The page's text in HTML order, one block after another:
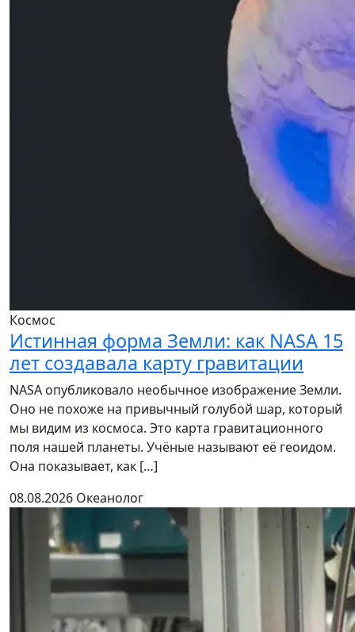
Космос
Истинная форма Земли: как NASA 15
лет создавала карту гравитации
NASA опубликовало необычное изображение Земли.
Оно не похоже на привычный голубой шар, который
мы видим из космоса. Это карта гравитационного
поля нашей планеты. Учёные называют её геоидом.
Она показывает, как […]
08.08.2026 Океанолог